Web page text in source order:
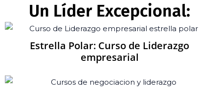
Un Líder Excepcional:
Estrella Polar: Curso de Liderazgo
empresarial